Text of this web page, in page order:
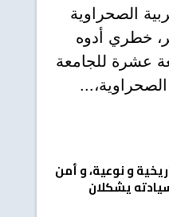
الصحراوية
خطري أدوه
عشرة للجامعة
و نوعية، و أمن
يشكلان